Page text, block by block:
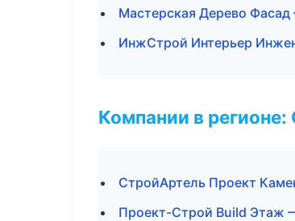
Мастерская Дерево
ИнжСтрой Интерьер
Компании в
СтройАртель Проект
Проект-Строй Build Этаж